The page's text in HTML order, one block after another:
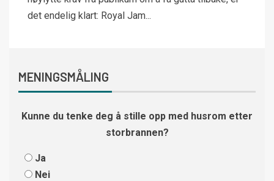
det endelig klart: Royal Jam...
MENINGSMÅLING
Kunne du tenke deg å stille opp med husrom etter
storbrannen?
Ja
Nei